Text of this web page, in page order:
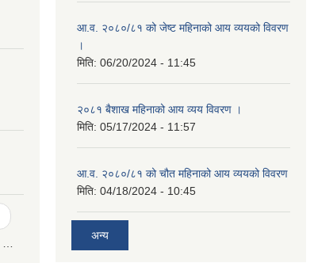
आ.व. २०८०/८१ को जेष्ट महिनाको आय व्ययको विवरण
।
मिति: 06/20/2024 - 11:45
२०८१ बैशाख महिनाको आय व्यय विवरण ।
मिति: 05/17/2024 - 11:57
आ.व. २०८०/८१ को चौत महिनाको आय व्ययको विवरण
मिति: 04/18/2024 - 10:45
अन्य